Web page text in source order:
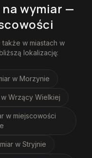
wymiar —
także w miastach w
lokalizację:
w Morzynie
w Wrzący Wielkiej
w miejscowości
w Stryjnie